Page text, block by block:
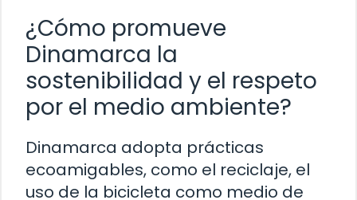
¿Cómo promueve
Dinamarca la
sostenibilidad y el respeto
por el medio ambiente?
Dinamarca adopta prácticas
ecoamigables, como el reciclaje, el
uso de la bicicleta como medio de